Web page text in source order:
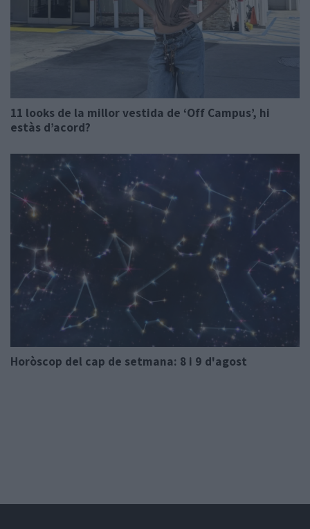
11 looks de la millor vestida de ‘Off Campus’, hi
estàs d’acord?
Horòscop del cap de setmana: 8 i 9 d'agost